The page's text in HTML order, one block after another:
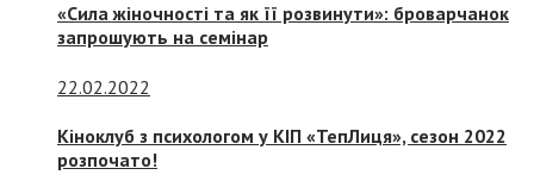
«Сила жіночності та як її розвинути»: броварчанок
запрошують на семінар
22.02.2022
Кіноклуб з психологом у КІП «ТепЛиця», сезон 2022
розпочато!